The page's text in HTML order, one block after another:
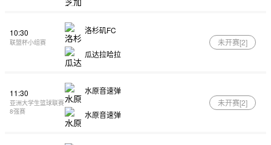
10:30
联盟杯小组赛
洛杉矶FC
瓜达拉哈拉
未开赛[2]
11:30
亚洲大学生篮球联赛
8强赛
水原音速弹
水原音速弹
未开赛[2]